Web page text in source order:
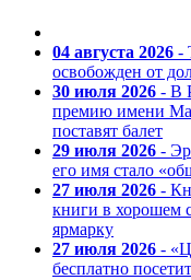
04 августа 2026 -
освобожден от
30 июля 2026 - В
премию имени
поставят балет
29 июля 2026 -
его имя стало
27 июля 2026 -
книги в хорошем
ярмарку
27 июля 2026 -
бесплатно